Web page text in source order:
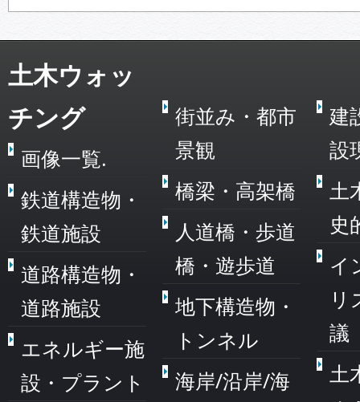
土木ウォッ
チング
画像一覧.
鉄道構造物・
鉄道施設
道路構造物・
道路施設
エネルギー施
設・プラント
街並み・都市
景観
橋梁・高架橋
人道橋・歩道
橋・遊歩道
地下構造物・
トンネル
海岸/沿岸/海
建
設
土
史
イ
リ
議
土